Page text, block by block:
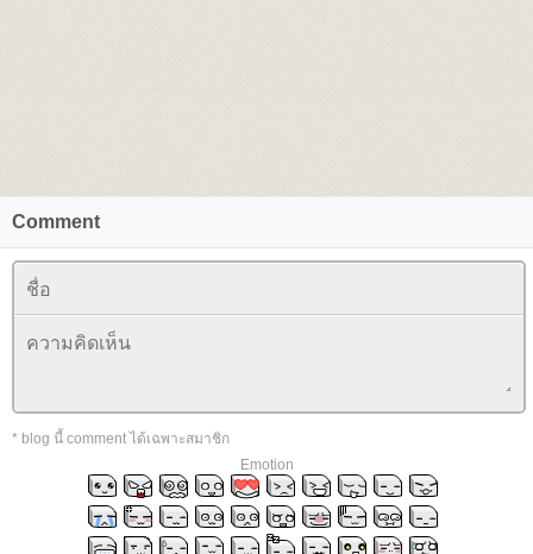
Comment
* blog นี้ comment ได้เฉพาะสมาชิก
Emotion